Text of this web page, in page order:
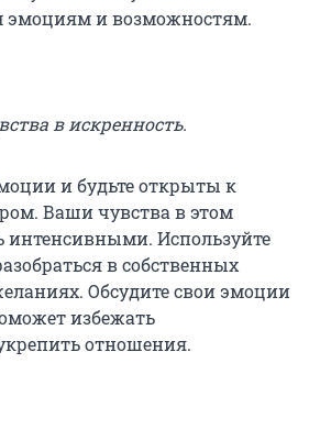
эмоциям и возможностям.
в искренность.
и будьте открыты к
Ваши чувства в этом
интенсивными. Используйте
в собственных
Обсудите свои эмоции
избежать
отношения.